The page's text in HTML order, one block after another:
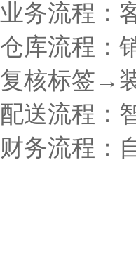
业务流程：
仓库流程
复核标签→
配送流程：
财务流程：